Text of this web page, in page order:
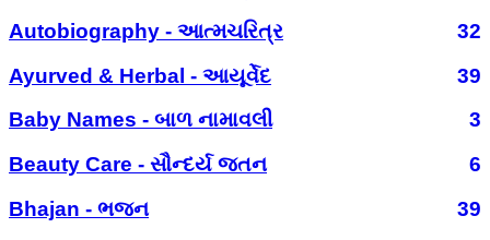
Autobiography - આત્મચરિત્ર
32
Ayurved & Herbal - આયૂર્વેદ
39
Baby Names - બાળ નામાવલી
3
Beauty Care - સૌન્દર્ય જતન
6
Bhajan - ભજન
39